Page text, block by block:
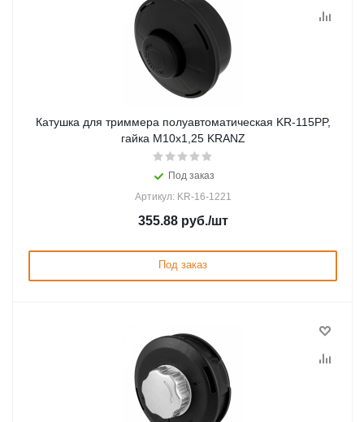
Катушка для триммера полуавтоматическая KR-115PP,
гайка М10x1,25 KRANZ
Под заказ
Артикул: KR-16-1221
355.88руб./шт
Под заказ